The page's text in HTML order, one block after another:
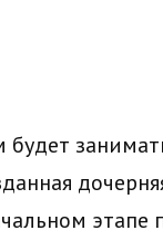
этапе